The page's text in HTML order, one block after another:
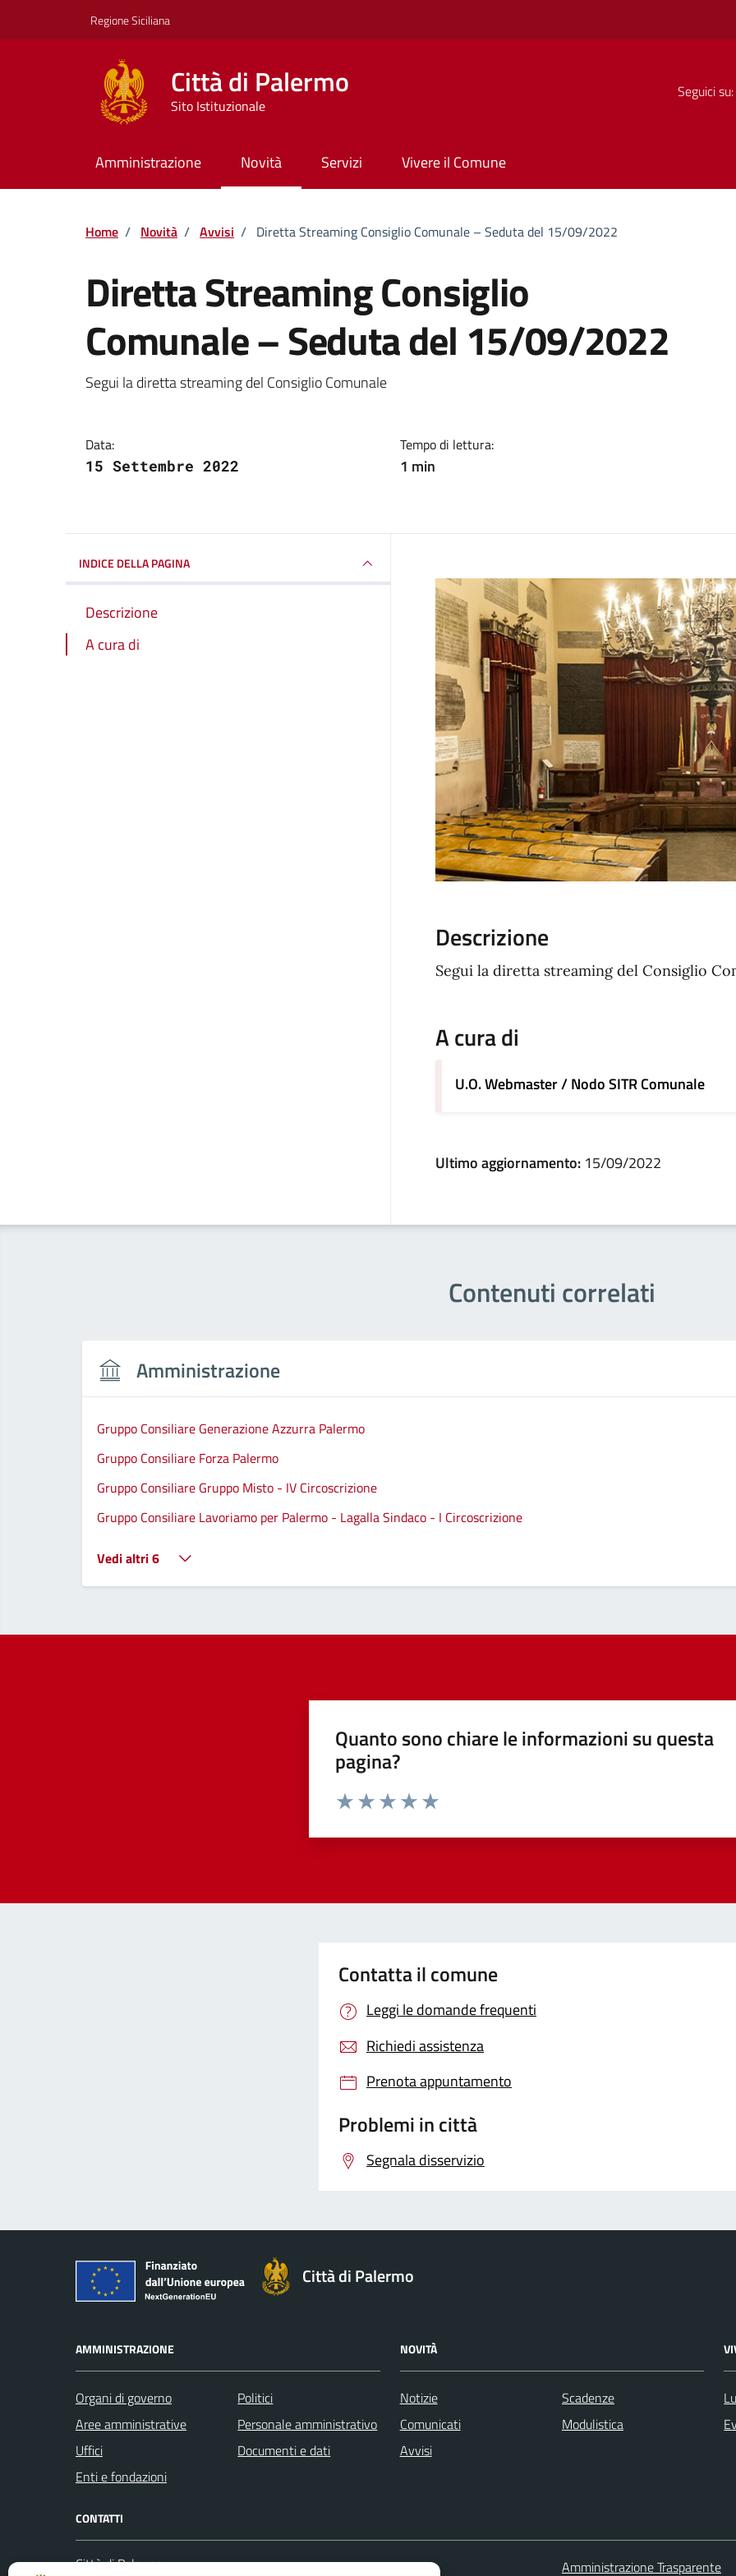
Regione Siciliana
Città di Palermo
Sito Istituzionale
Seguici su:
Amministrazione Novità Servizi Vivere il Comune
Home / Novità / Avvisi / Diretta Streaming Consiglio Comunale – Seduta del 15/09/2022
Diretta Streaming Consiglio
Comunale – Seduta del 15/09/2022
Dettagli della notizia
Segui la diretta streaming del Consiglio Comunale
Data:
15 Settembre 2022
Tempo di lettura:
1 min
INDICE DELLA PAGINA
Descrizione
A cura di
Descrizione
Segui la diretta streaming del Consiglio
A cura di
U.O. Webmaster / Nodo SITR Comunale
Ultimo aggiornamento: 15/09/2022
Contenuti correlati
Amministrazione
Gruppo Consiliare Generazione Azzurra Palermo
Gruppo Consiliare Forza Palermo
Gruppo Consiliare Gruppo Misto - IV Circoscrizione
Gruppo Consiliare Lavoriamo per Palermo - Lagalla Sindaco - I Circoscrizione
Vedi altri 6
Quanto sono chiare le informazioni su questa
pagina?
Contatta il comune
Leggi le domande frequenti
Richiedi assistenza
Prenota appuntamento
Problemi in città
Segnala disservizio
Città di Palermo
AMMINISTRAZIONE
Organi di governo
Aree amministrative
Uffici
Enti e fondazioni
Politici
Personale amministrativo
Documenti e dati
NOVITÀ
Notizie
Comunicati
Avvisi
Scadenze
Modulistica
CONTATTI
Città di Palermo
Leggi le FAQ Amministrazione Trasparente